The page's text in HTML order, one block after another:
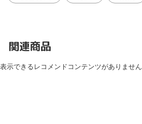
関連商品
表示できるレコメンドコンテンツがありません